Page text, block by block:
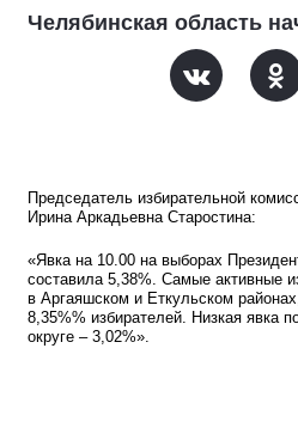
Челябинская область
Председатель избирательной
Ирина Аркадьевна Старостина:
«Явка на 10.00 на выборах
составила 5,38%. Самые активные
в Аргаяшском и Еткульском
8,35%% избирателей. Низкая явка
округе – 3,02%».